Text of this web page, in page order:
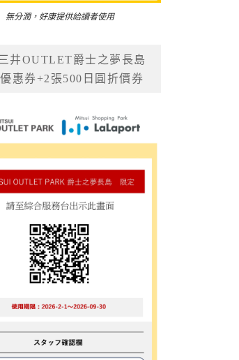
無分潤，好康提供給讀者使用
井OUTLET爵士之夢長島
惠券+2張500日圓折價券